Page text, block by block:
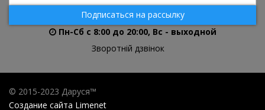
Подписаться на рассылку
Пн-Сб с 8:00 до 20:00, Вс - выходной
Зворотній дзвінок
© 2015-2023 Даруся™
Создание сайта Limenet